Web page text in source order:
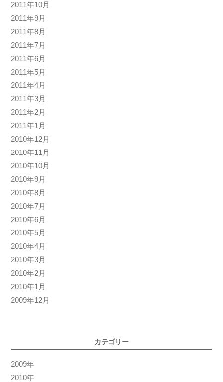
2011年10月
2011年9月
2011年8月
2011年7月
2011年6月
2011年5月
2011年4月
2011年3月
2011年2月
2011年1月
2010年12月
2010年11月
2010年10月
2010年9月
2010年8月
2010年7月
2010年6月
2010年5月
2010年4月
2010年3月
2010年2月
2010年1月
2009年12月
カテゴリー
2009年
2010年